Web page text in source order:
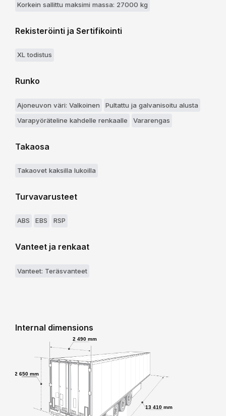
Korkein sallittu maksimi massa: 27000 kg
Rekisteröinti ja Sertifikointi
XL todistus
Runko
Ajoneuvon väri: Valkoinen
Pultattu ja galvanisoitu alusta
Varapyöräteline kahdelle renkaalle
Vararengas
Takaosa
Takaovet kaksilla lukoilla
Turvavarusteet
ABS EBS RSP
Vanteet ja renkaat
Vanteet: Teräsvanteet
Internal dimensions
2 490 mm
2 650 mm
13 410 mm